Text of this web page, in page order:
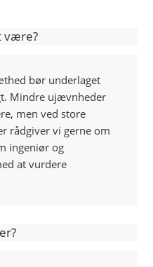
være?
bør underlaget
Mindre ujævnheder
men ved store
rådgiver vi gerne om
ingeniør og
at vurdere